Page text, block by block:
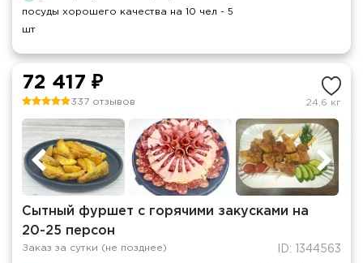
посуды хорошего качества на 10 чел - 5
шт
72 417 ₽
337 отзывов 24.6 кг
Сытный фуршет с горячими закусками на
20-25 персон
Заказ за сутки (не позднее) ID: 1344563